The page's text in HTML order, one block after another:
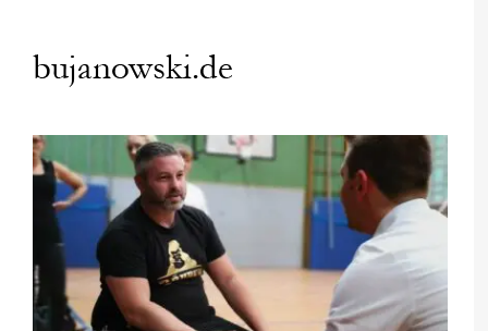
Inhalt
springen